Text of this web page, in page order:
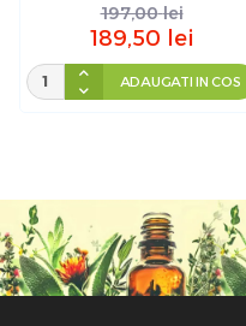
197,00 lei
189,50 lei
ADAUGATI IN COS